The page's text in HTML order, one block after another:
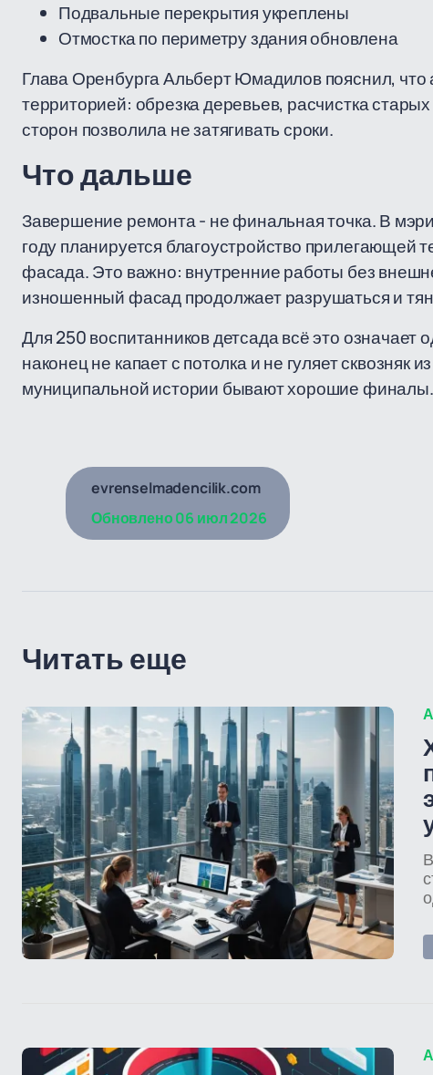
Подвальные перекрытия укреплены
Отмостка по периметру здания обновлена
Глава Оренбурга Альберт Юмадилов пояснил,
территорией: обрезка деревьев, расчистка
сторон позволила не затягивать сроки.
Что дальше
Завершение ремонта - не финальная точка. В
году планируется благоустройство прилегающей
фасада. Это важно: внутренние работы без
изношенный фасад продолжает разрушаться и
Для 250 воспитанников детсада всё это означает
наконец не капает с потолка и не гуляет сквозняк
муниципальной истории бывают хорошие финалы.
evrenselmadencilik.com
Обновлено06 июл 2026
Читать еще